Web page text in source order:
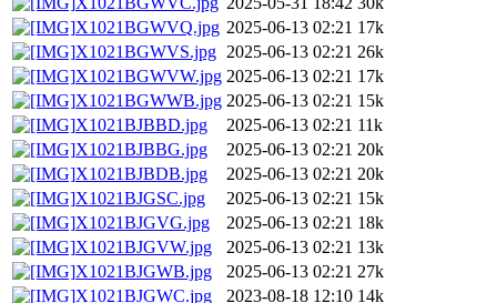
X1021BGWVQ.jpg 2025-06-13 02:21 17k
X1021BGWVS.jpg 2025-06-13 02:21 26k
X1021BGWVW.jpg 2025-06-13 02:21 17k
X1021BGWWB.jpg 2025-06-13 02:21 15k
X1021BJBBD.jpg
2025-06-13 02:21 11k
X1021BJBBG.jpg
2025-06-13 02:21 20k
X1021BJBDB.jpg
2025-06-13 02:21 20k
X1021BJGSC.jpg
2025-06-13 02:21 15k
X1021BJGVG.jpg
2025-06-13 02:21 18k
X1021BJGVW.jpg
2025-06-13 02:21 13k
X1021BJGWB.jpg
2025-06-13 02:21 27k
X1021BJGWC.jpg
2023-08-18 12:10 14k